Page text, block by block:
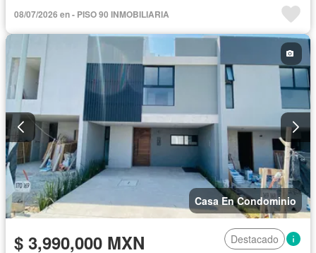
08/07/2026 en - PISO 90 INMOBILIARIA
Casa En Condominio
$ 3,990,000 MXN Destacado